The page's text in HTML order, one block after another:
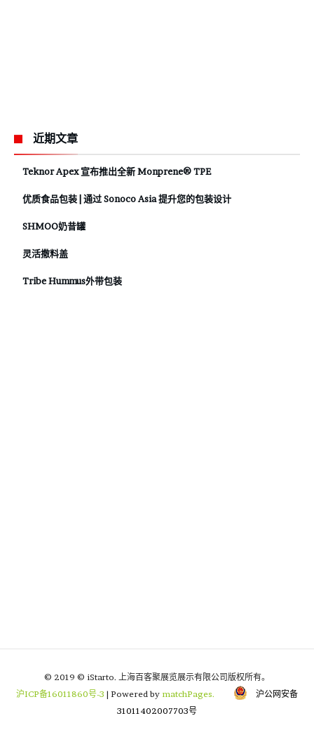
近期文章
Teknor Apex 宣布推出全新 Monprene® TPE
优质食品包装 | 通过 Sonoco Asia 提升您的包装设计
SHMOO奶昔罐
灵活撒料盖
Tribe Hummus外带包装
© 2019 © iStarto. 上海百客聚展览展示有限公司版权所有。
沪ICP备16011860号-3 | Powered by matchPages.
沪公网安备
31011402007703号